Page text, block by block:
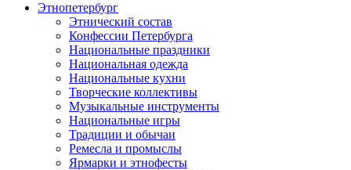
Этнопетербург
Этнический состав
Конфессии Петербурга
Национальные праздники
Национальная одежда
Национальные кухни
Творческие коллективы
Музыкальные инструменты
Национальные игры
Традиции и обычаи
Ремесла и промыслы
Ярмарки и этнофесты